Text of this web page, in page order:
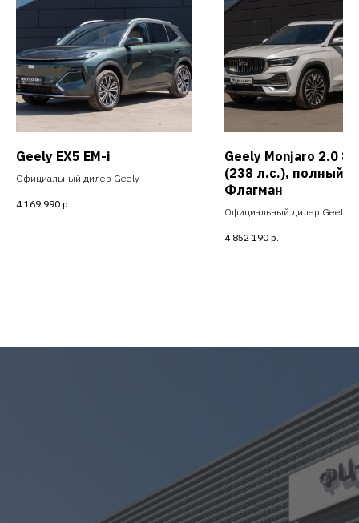
Geely EX5 EM-i
Официальный дилер Geely
4 169 990 р.
Geely Monjaro 2.0
(238 л.с.), полный
Флагман
Официальный дилер Geely
4 852 190 р.